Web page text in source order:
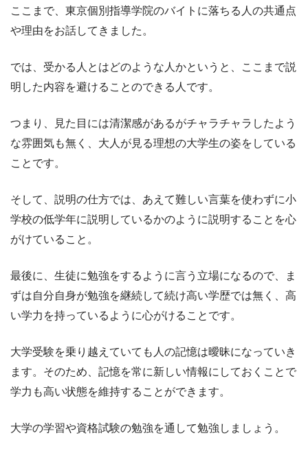
ここまで、東京個別指導学院のバイトに落ちる人の共通点
や理由をお話してきました。
では、受かる人とはどのような人かというと、ここまで説
明した内容を避けることのできる人です。
つまり、見た目には清潔感があるがチャラチャラしたよう
な雰囲気も無く、大人が見る理想の大学生の姿をしている
ことです。
そして、説明の仕方では、あえて難しい言葉を使わずに小
学校の低学年に説明しているかのように説明することを心
がけていること。
最後に、生徒に勉強をするように言う立場になるので、ま
ずは自分自身が勉強を継続して続け高い学歴では無く、高
い学力を持っているように心がけることです。
大学受験を乗り越えていても人の記憶は曖昧になっていき
ます。そのため、記憶を常に新しい情報にしておくことで
学力も高い状態を維持することができます。
大学の学習や資格試験の勉強を通して勉強しましょう。